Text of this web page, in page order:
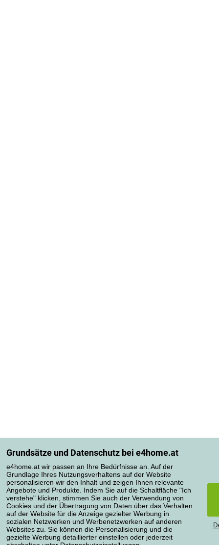
Grundsätze und Datenschutz bei e4home.at
e4home.at wir passen an Ihre Bedürfnisse an. Auf der
Grundlage Ihres Nutzungsverhaltens auf der Website
personalisieren wir den Inhalt und zeigen Ihnen relevante
Angebote und Produkte. Indem Sie auf die Schaltfläche "Ich
verstehe" klicken, stimmen Sie auch der Verwendung von
Cookies und der Übertragung von Daten über das Verhalten
auf der Website für die Anzeige gezielter Werbung in
sozialen Netzwerken und Werbenetzwerken auf anderen
Websites zu. Sie können die Personalisierung und die
gezielte Werbung detaillierter einstellen oder jederzeit